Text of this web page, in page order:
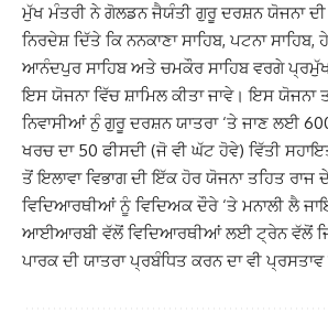
ਮੁੱਖ ਮੰਤਰੀ ਨੇ ਗੋਲਡਨ ਜੈਯੰਤੀ ਗੁਰੂ ਦਰਸ਼ਨ ਯੋਜਨਾ
ਨਿਰਦੇਸ਼ ਦਿੱਤੇ ਕਿ ਨਨਕਾਣਾ ਸਾਹਿਬ, ਪਟਨਾ ਸਾਹਿਬ,
ਆਨੰਦਪੁਰ ਸਾਹਿਬ ਅਤੇ ਚਮਕੌਰ ਸਾਹਿਬ ਵਰਗੇ ਪ੍ਰਮੁੱਖ
ਇਸ ਯੋਜਨਾ ਵਿੱਚ ਸ਼ਾਮਿਲ ਕੀਤਾ ਜਾਵੇ। ਇਸ ਯੋਜਨਾ
ਨਿਵਾਸੀਆਂ ਨੁੰ ਗੁਰੂ ਦਰਸ਼ਨ ਯਾਤਰਾ ‘ਤੇ ਜਾਣ ਲਈ
ਖਰਚ ਦਾ 50 ਫੀਸਦੀ (ਜੋ ਵੀ ਘੱਟ ਹੋਵੇ) ਵਿੱਤੀ
ਤੋਂ ਇਲਾਵਾ ਵਿਭਾਗ ਦੀ ਇੱਕ ਹੋਰ ਯੋਜਨਾ ਤਹਿਤ ਰਾਜ
ਵਿਦਿਆਰਥੀਆਂ ਨੂੰ ਵਿਦਿਅਕ ਦੌਰੇ ‘ਤੇ ਮਨਾਲੀ ਲੈ
ਆਈਆਰਬੀ ਵੱਲੋਂ ਵਿਦਿਆਰਥੀਆਂ ਲਈ ਟ੍ਰੇਨ ਵੱਲੋਂ
ਪਾਰਕ ਦੀ ਯਾਤਰਾ ਪ੍ਰਬੰਧਿਤ ਕਰਨ ਦਾ ਵੀ